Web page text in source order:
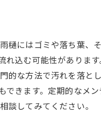
樋にはゴミや落ち葉、
れ込む可能性がありま
的な方法で汚れを落と
できます。定期的なメ
談してみてください。